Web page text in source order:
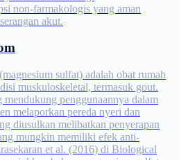
non-farmakologis yang aman
akut.
sulfat) adalah obat rumah
muskuloskeletal, termasuk gout.
penggunaannya dalam
melaporkan pereda nyeri dan
diusulkan melibatkan penyerapan
mungkin memiliki efek anti-
et al. (2016) di Biological